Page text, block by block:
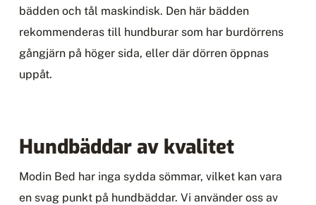
bädden och tål maskindisk. Den här bädden
rekommenderas till hundburar som har burdörrens
gångjärn på höger sida, eller där dörren öppnas
uppåt.
Hundbäddar av kvalitet
Modin Bed har inga sydda sömmar, vilket kan vara
en svag punkt på hundbäddar. Vi använder oss av